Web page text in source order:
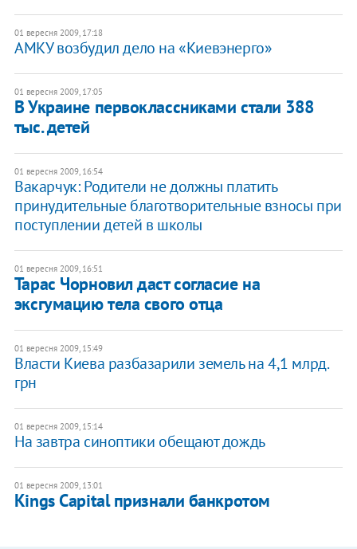
01 вересня 2009, 17:18
АМКУ возбудил дело на «Киевэнерго»
01 вересня 2009, 17:05
В Украине первоклассниками стали 388
тыс. детей
01 вересня 2009, 16:54
Вакарчук: Родители не должны платить
принудительные благотворительные взносы при
поступлении детей в школы
01 вересня 2009, 16:51
Тарас Чорновил даст согласие на
эксгумацию тела свого отца
01 вересня 2009, 15:49
Власти Киева разбазарили земель на 4,1 млрд.
грн
01 вересня 2009, 15:14
На завтра синоптики обещают дождь
01 вересня 2009, 13:01
Kings Capital признали банкротом